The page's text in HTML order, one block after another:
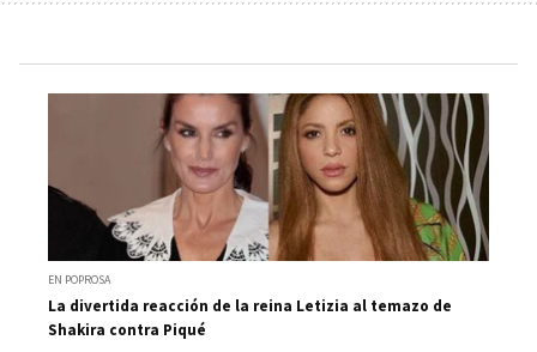
EN POPROSA
La divertida reacción de la reina Letizia al temazo de
Shakira contra Piqué